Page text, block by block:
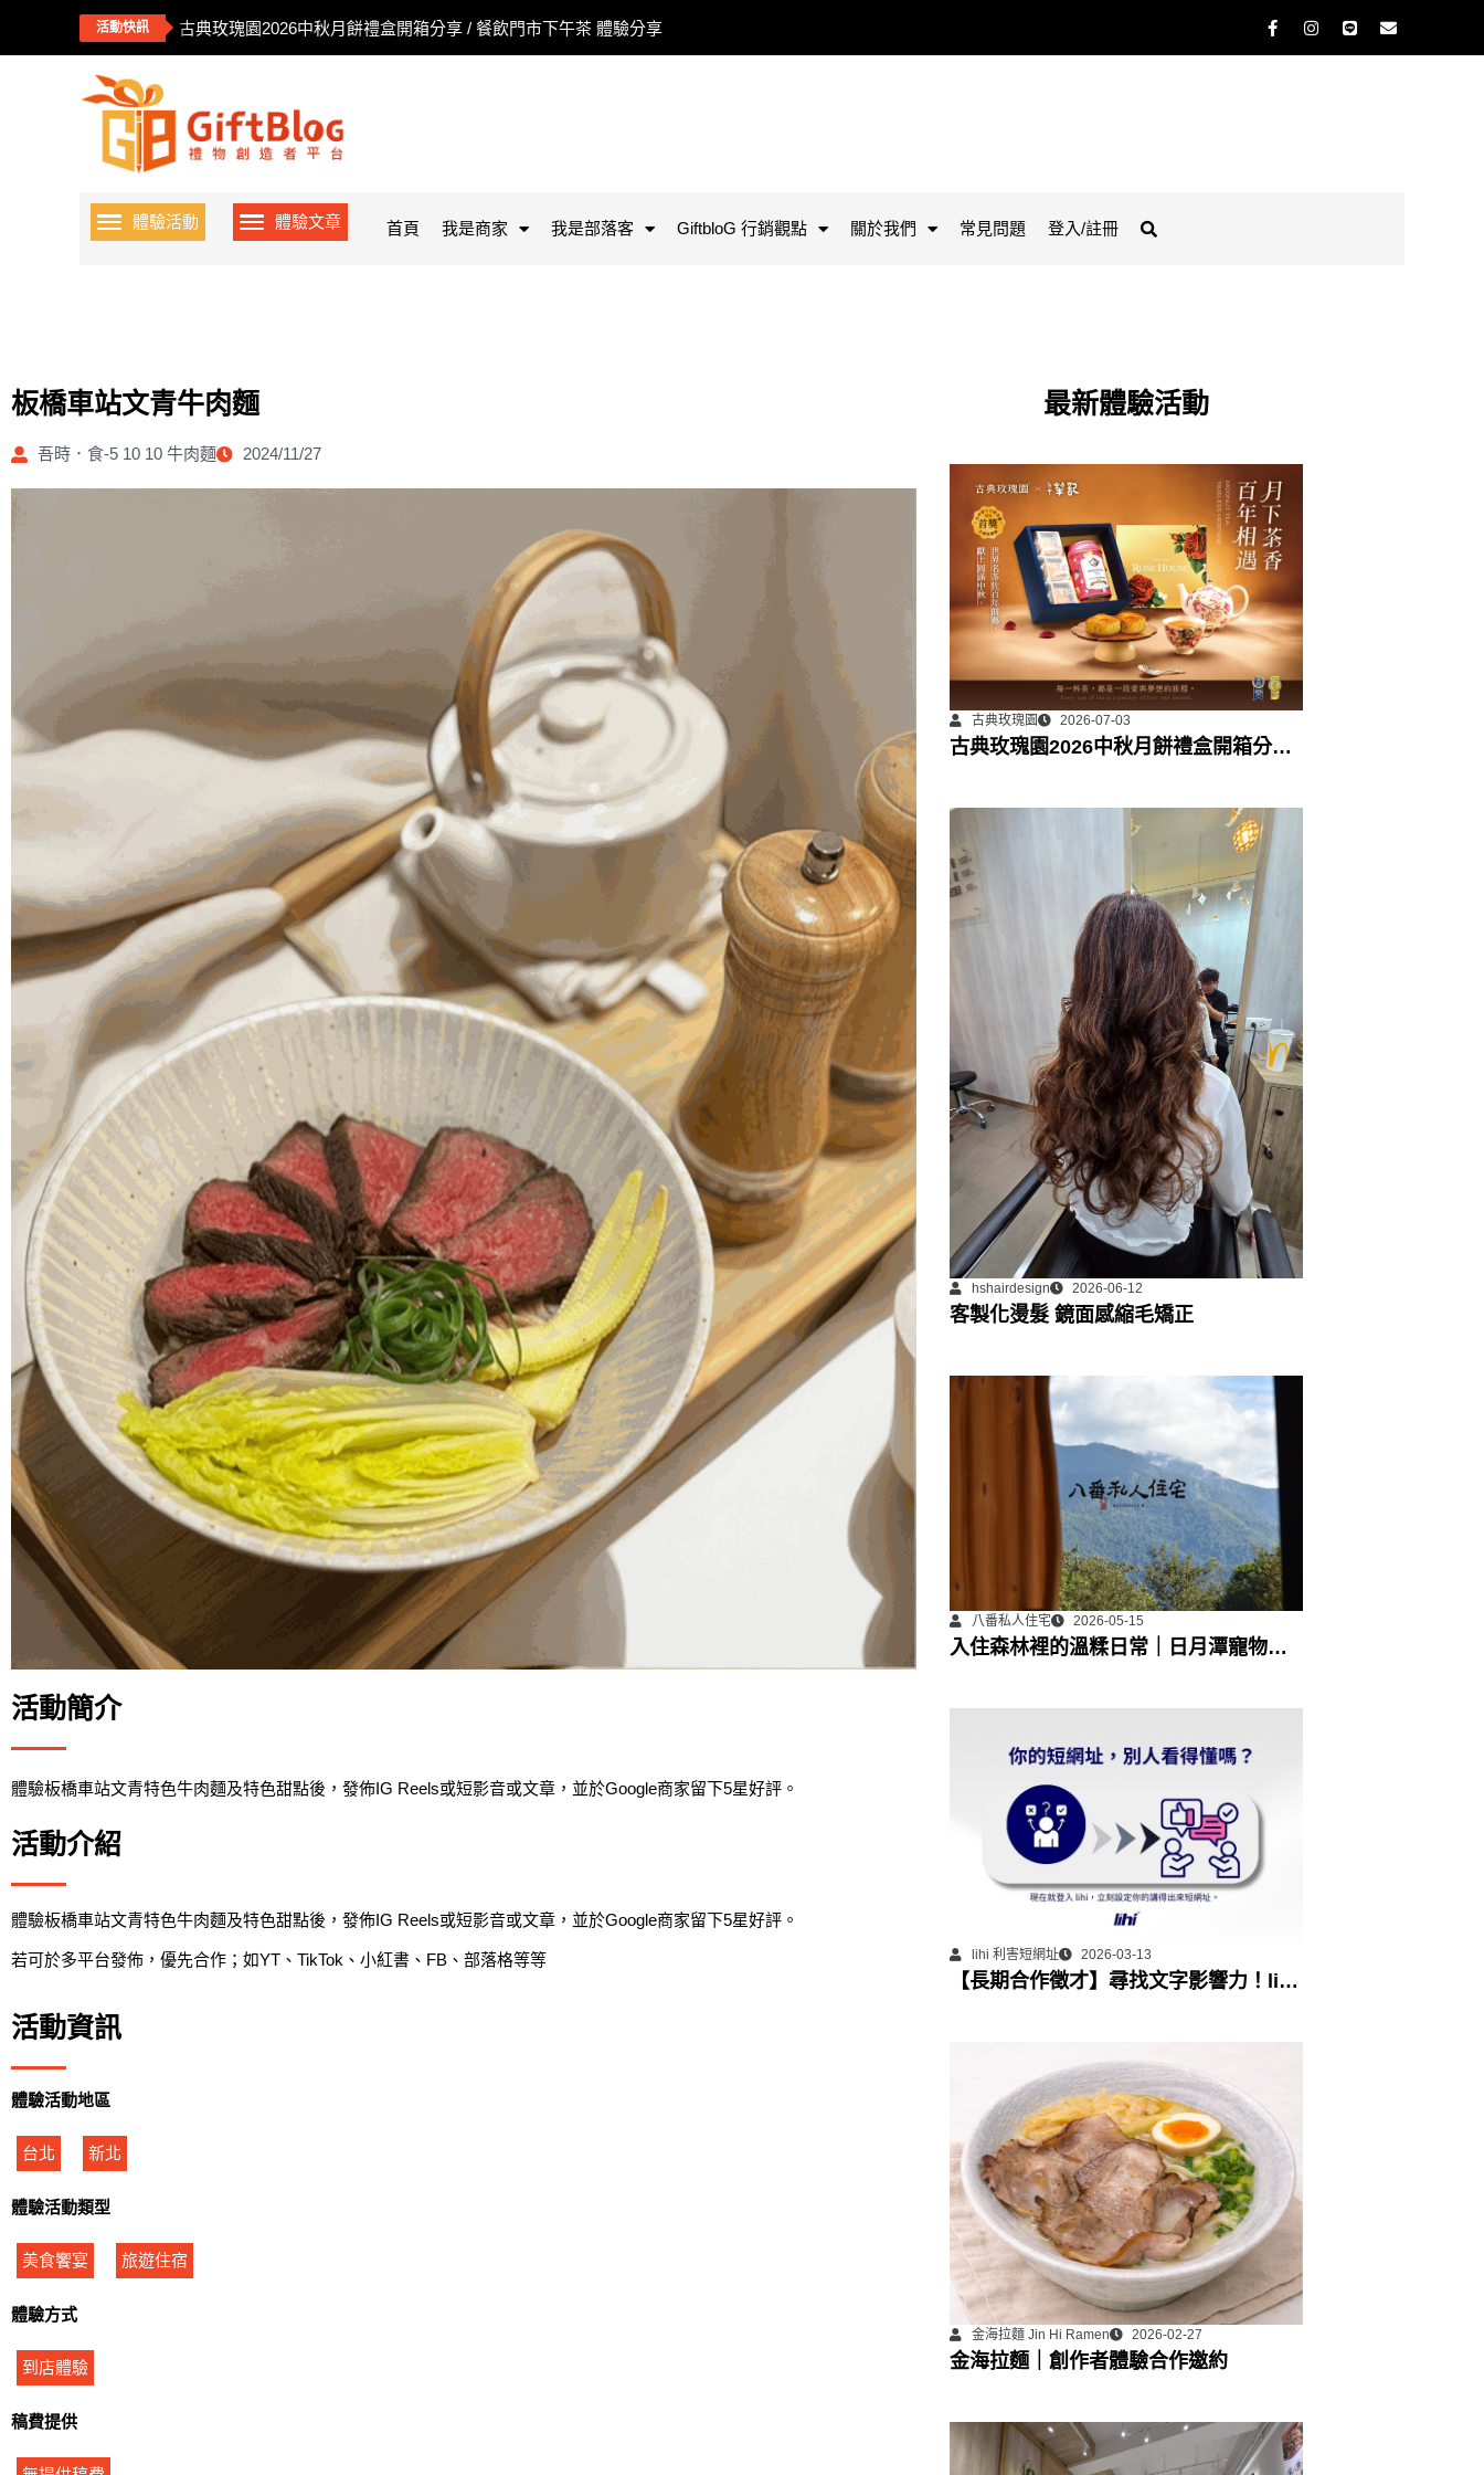
活動快訊 古典玫瑰園2026中秋月餅禮盒開箱分享 / 餐飲門市下午茶 體驗分享
體驗活動 體驗文章 首頁 我是商家 我是部落客 GiftbloG 行銷觀點 關於我們 常見問題 登入/註冊
板橋車站文青牛肉麵
吾時．食-5 10 10 牛肉麵 2024/11/27
活動簡介
體驗板橋車站文青特色牛肉麵及特色甜點後，發佈IG Reels或短影音或文章，並於Google商家留下5星好評。
活動介紹
體驗板橋車站文青特色牛肉麵及特色甜點後，發佈IG Reels或短影音或文章，並於Google商家留下5星好評。
若可於多平台發佈，優先合作；如YT、TikTok、小紅書、FB、部落格等等
活動資訊
體驗活動地區
台北 新北
體驗活動類型
美食饗宴 旅遊住宿
體驗方式
到店體驗
稿費提供
最新體驗活動
古典玫瑰園 2026-07-03
古典玫瑰園2026中秋月餅禮盒開箱分享 /
hshairdesign 2026-06-12
客製化燙髮 鏡面感縮毛矯正
八番私人住宅 2026-05-15
入住森林裡的溫糅日常｜日月潭寵物友
lihi 利害短網址 2026-03-13
【長期合作徵才】尋找文字影響力！lihi
金海拉麵 Jin Hi Ramen 2026-02-27
金海拉麵｜創作者體驗合作邀約